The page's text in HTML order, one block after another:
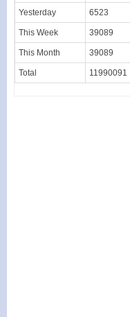
Yesterday 6523
This Week 39089
This Month 39089
Total 11990091